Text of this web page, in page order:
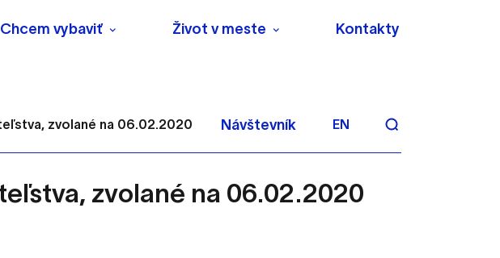
Chcem vybaviť Život v meste Kontakty
zvolané na 06.02.2020 Návštevník EN
zvolané na 06.02.2020